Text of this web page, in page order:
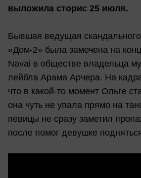
выложила сторис 25 июля.
Бывшая ведущая
«Дом-2» была замечена на
Navai в обществе владельца
лейбла Арама Арчера. На
что в какой-то момент Ольге
она чуть не упала прямо на
певицы не сразу заметил
после помог девушке